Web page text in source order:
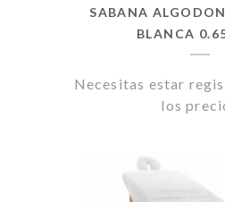
SABANA
BLANCA
Necesitas estar
los